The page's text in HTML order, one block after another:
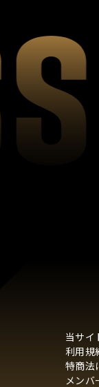
当サイ
利用規
特商法
メンバ